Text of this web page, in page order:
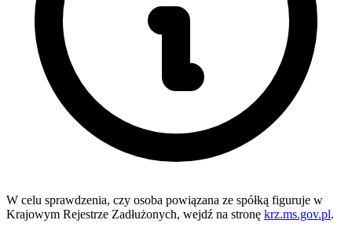
W celu sprawdzenia, czy osoba powiązana ze spółką figuruje w
Krajowym Rejestrze Zadłużonych, wejdź na stronę krz.ms.gov.pl.